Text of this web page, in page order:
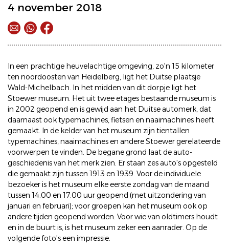
4 november 2018
In een prachtige heuvelachtige omgeving, zo'n 15 kilometer
ten noordoosten van Heidelberg, ligt het Duitse plaatsje
Wald-Michelbach. In het midden van dit dorpje ligt het
Stoewer museum. Het uit twee etages bestaande museum is
in 2002 geopend en is gewijd aan het Duitse automerk, dat
daarnaast ook typemachines, fietsen en naaimachines heeft
gemaakt. In de kelder van het museum zijn tientallen
typemachines, naaimachines en andere Stoewer gerelateerde
voorwerpen te vinden. De begane grond laat de auto-
geschiedenis van het merk zien. Er staan zes auto's opgesteld
die gemaakt zijn tussen 1913 en 1939. Voor de individuele
bezoeker is het museum elke eerste zondag van de maand
tussen 14.00 en 17.00 uur geopend (met uitzondering van
januari en februari); voor groepen kan het museum ook op
andere tijden geopend worden. Voor wie van oldtimers houdt
en in de buurt is, is het museum zeker een aanrader. Op de
volgende foto's een impressie.